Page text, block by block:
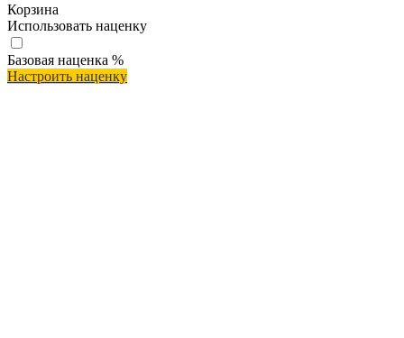
Корзина
Использовать наценку
Базовая наценка %
Настроить наценку